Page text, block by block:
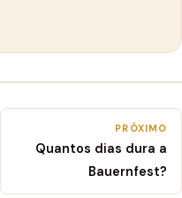
PRÓXIMO
Quantos dias dura a
Bauernfest?